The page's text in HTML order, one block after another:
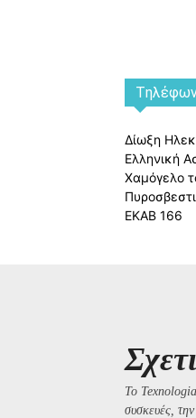
Δίωξη
Ελληνική
Χαμόγελο
ΕΚΑΒ 166
Το
συσκευές,